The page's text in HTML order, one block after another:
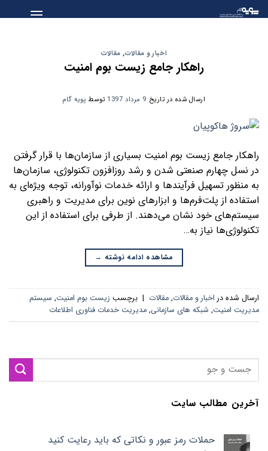
Skip
to
اخبار و مقالات, مقالات
راهکار جامع زیست بوم امنیت
ارسال شده در تاریخ 9 مرداد 1397 توسط پویه گام
راهکار جامع زیست بوم امنیت بسیاری از سازمان‌ها با قرار گرفتن
در نسل چهارم صنعتی شدن و رشد روزافزون تکنولوژی، سازمان‌ها
به منظور تسهیل فرآیندها و ارائه خدمات نو‌آورانه، توجه ویژه‌ای به
استفاده از پلت‌فرم‌ها و ابزارهای نوین برای مدیریت و راهبری
سیستم‌های خود نشان می‌دهند. از طرفی برای استفاده از این
تکنولوژی‌ها نیاز به…
مشاهده ادامه نوشته →
ارسال شده در اخبار و مقالات, مقالات | برچسب زیست بوم امنیت, سیستم
مدیریت امنیت, شبکه های سازمانی, مدیریت خدمات فناوری اطلاعات
آخرین مطالب سایت
حملات رمز عبور و نکاتی که باید رعایت کنید